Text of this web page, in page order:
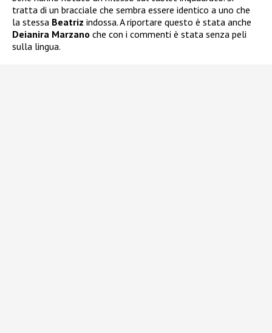
tratta di un bracciale che sembra essere identico a uno che
la stessa Beatriz indossa. A riportare questo è stata anche
Deianira Marzano che con i commenti è stata senza peli
sulla lingua.